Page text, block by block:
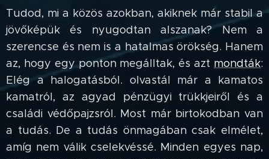
Tudod, mi a közös azokban, akiknek már stabil a
jövőképük és nyugodtan alszanak? Nem a
szerencse és nem is a hatalmas örökség. Hanem
az, hogy egy ponton megálltak, és azt mondták:
Elég a halogatásból. olvastál már a kamatos
kamatról, az agyad pénzügyi trükkjeiről és a
családi védőpajzsról. Most már birtokodban van
a tudás. De a tudás önmagában csak elmélet,
amíg nem válik cselekvéssé. Minden egyes nap,